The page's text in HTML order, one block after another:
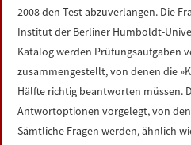
2008 den Test abzuverlangen. Die
Institut der Berliner Humboldt-
Katalog werden Prüfungsaufgaben
zusammengestellt, von denen die
Hälfte richtig beantworten müssen.
Antwortoptionen vorgelegt, von
Sämtliche Fragen werden, ähnlich